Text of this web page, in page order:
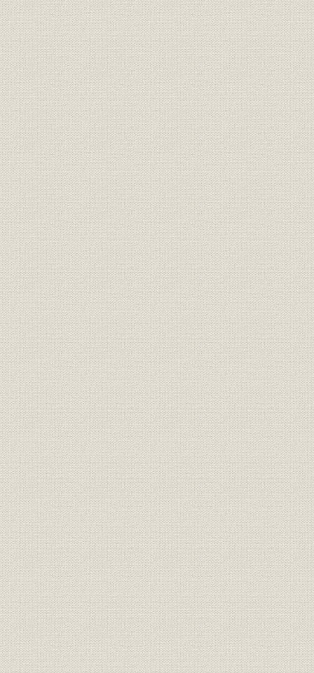
表序-9 野田工場建設当初の主要設備
表序-10 1933年度品種別紙生産量
表序-11 3社合併時の抄紙設備能力
図序-3 戦時中の当社工場および傍系会社所在地
図序-4 当社の南方工場進出地域図
表序-12 紙およびパルプの生産量と販売量
表序-13 戦後喪失した主な海外資産一覧
表序-14 終戦時の外地従業員数
表序-15 外地従業員の地域別死亡者数
表序-16 第2会社への現物出資資産一覧
表序-17 新生3社の設備能力
第1章 苫小牧製紙の発足から王子製紙へ 1949年-1961年
第1節 新会社としての経営基盤の整備
1. 発足時の苫小牧製紙
2. 増産への取組み
3. 第2工場としての春日井工場の建設
4. 管理・販売体制の近代化
5. 藤原銀次郎翁の逝去
第2節 増産計画の実施
1. 苫小牧工場増産体制の整備
2. 春日井工場の設備拡張
第3節 木材資源対策と広葉樹活用への取組み
1. 原木対策の見直し